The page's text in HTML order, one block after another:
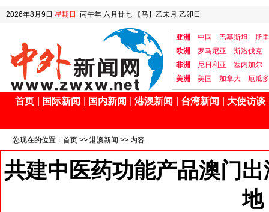
2026年8月9日 星期日 丙午年 六月廿七 【马】乙未月 乙卯日
亚洲 中国 巴基斯坦
斯
欧洲
罗马尼亚
斯洛伐克
非洲
尼日利亚
塞内加尔
美洲
美国 加拿大 厄瓜
首页 国际新闻 国内新闻 港澳新闻 台湾新闻 大使访谈
您现在的位置： 首页 >> 港澳新闻 >> 内容
共建中医药功能产品澳门
地